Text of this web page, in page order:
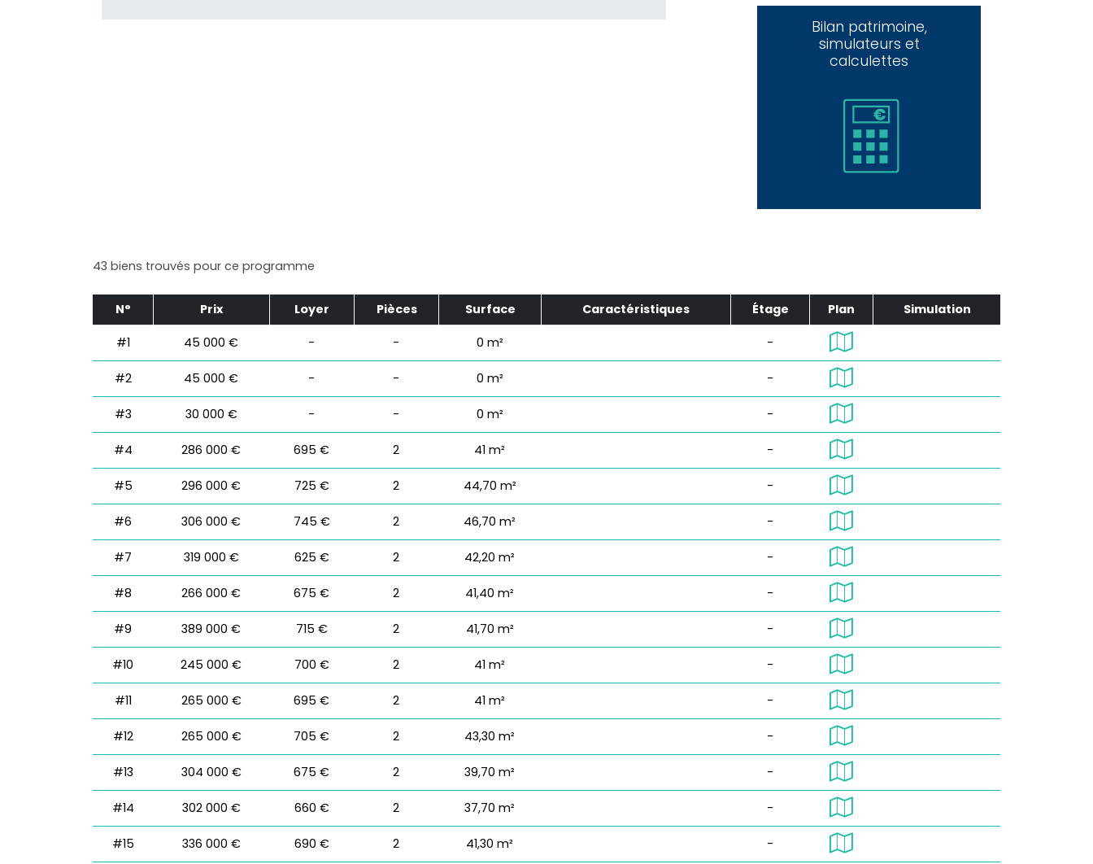
Bilan patrimoine,
simulateurs et
calculettes
43 biens trouvés pour ce programme
N° Prix Loyer Pièces Surface Caractéristiques Étage Plan Simulation
#1 45 000 € - - 0 m² -
#2 45 000 € - - 0 m² -
#3 30 000 € - - 0 m² -
#4 286 000 € 695 € 2 41 m² -
#5 296 000 € 725 € 2 44,70 m² -
#6 306 000 € 745 € 2 46,70 m² -
#7 319 000 € 625 € 2 42,20 m² -
#8 266 000 € 675 € 2 41,40 m² -
#9 389 000 € 715 € 2 41,70 m² -
#10 245 000 € 700 € 2 41 m² -
#11 265 000 € 695 € 2 41 m² -
#12 265 000 € 705 € 2 43,30 m² -
#13 304 000 € 675 € 2 39,70 m² -
#14 302 000 € 660 € 2 37,70 m² -
#15 336 000 € 690 € 2 41,30 m² -